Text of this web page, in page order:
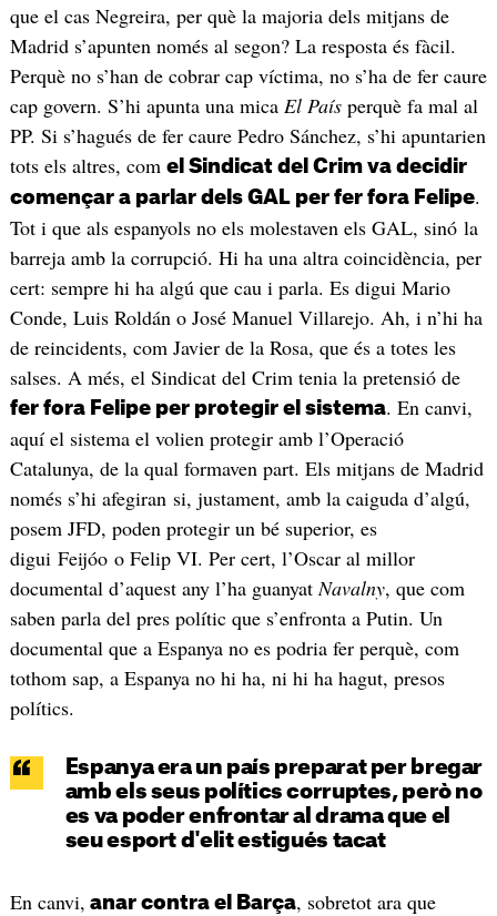
que el cas Negreira, per què la majoria dels mitjans de
Madrid s’apunten només al segon? La resposta és fàcil.
Perquè no s’han de cobrar cap víctima, no s’ha de fer caure
cap govern. S’hi apunta una mica El País perquè fa mal al
PP. Si s’hagués de fer caure Pedro Sánchez, s’hi apuntarien
tots els altres, com el Sindicat del Crim va decidir
començar a parlar dels GAL per fer fora Felipe.
Tot i que als espanyols no els molestaven els GAL, sinó la
barreja amb la corrupció. Hi ha una altra coincidència, per
cert: sempre hi ha algú que cau i parla. Es digui Mario
Conde, Luis Roldán o José Manuel Villarejo. Ah, i n’hi ha
de reincidents, com Javier de la Rosa, que és a totes les
salses. A més, el Sindicat del Crim tenia la pretensió de
fer fora Felipe per protegir el sistema. En canvi,
aquí el sistema el volien protegir amb l’Operació
Catalunya, de la qual formaven part. Els mitjans de Madrid
només s’hi afegiran si, justament, amb la caiguda d’algú,
posem JFD, poden protegir un bé superior, es
digui Feijóo o Felip VI. Per cert, l’Oscar al millor
documental d’aquest any l’ha guanyat Navalny, que com
saben parla del pres polític que s’enfronta a Putin. Un
documental que a Espanya no es podria fer perquè, com
tothom sap, a Espanya no hi ha, ni hi ha hagut, presos
polítics.
Espanya era un país preparat per bregar
amb els seus polítics corruptes, però no
es va poder enfrontar al drama que el
seu esport d'elit estigués tacat
En canvi, anar contra el Barça, sobretot ara que